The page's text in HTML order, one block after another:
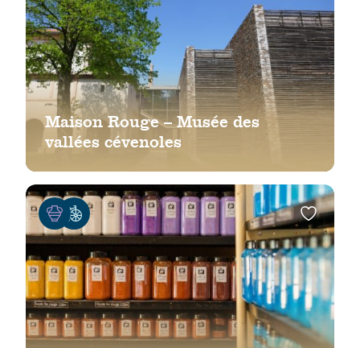
Maison Rouge – Musée des
vallées cévenoles